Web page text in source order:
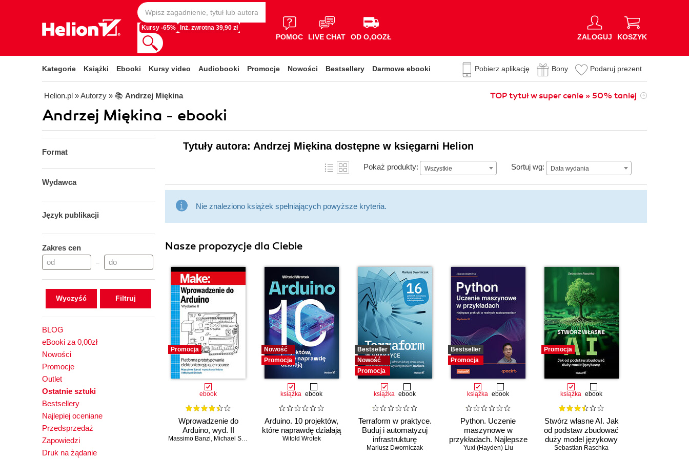
Kursy -65% Inż. zwrotna 39,90 zł
POMOC LIVE CHAT OD O,OOZŁ ZALOGUJ KOSZYK
Kategorie Książki Ebooki Kursy video Audiobooki Promocje Nowości Bestsellery Darmowe ebooki Pobierz aplikację Bony Podaruj prezent
Helion.pl » Autorzy » 📚 Andrzej Miękina TOP tytuł w super cenie » 50% taniej
Andrzej Miękina - ebooki
Format
Wydawca
Język publikacji
Zakres cen
–
Wyczyść
BLOG
eBooki za 0,00zł
Nowości
Promocje
Outlet
Ostatnie sztuki
Bestsellery
Najlepiej oceniane
Przedsprzedaż
Zapowiedzi
Druk na żądanie
Tytuły autora: Andrzej Miękina dostępne w księgarni Helion
Pokaż produkty: Wszystkie Sortuj wg: Data wydania
Data wydania
Nie znaleziono książek spełniających powyższe kryteria.
Nasze propozycje dla Ciebie
Promocja
ebook
Wprowadzenie do
Arduino, wyd. II
Massimo Banzi, Michael Shiloh
Nowość
Promocja
książka ebook
Arduino. 10 projektów,
które naprawdę działają
Witold Wrotek
Bestseller
Nowość
Promocja
książka ebook
Terraform w praktyce.
Buduj i automatyzuj
infrastrukturę
chmurową oraz
Mariusz Dworniczak
Bestseller
Promocja
książka ebook
Python. Uczenie
maszynowe w
przykładach. Najlepsze
praktyki w realnych
Yuxi (Hayden) Liu
Promocja
książka ebook
Stwórz własne AI. Jak
od podstaw zbudować
duży model językowy
Sebastian Raschka